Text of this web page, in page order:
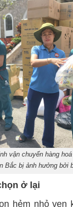
vận chuyển hàng
Bắc bị ảnh hưởng bởi
ở lại
hẻm nhỏ ven